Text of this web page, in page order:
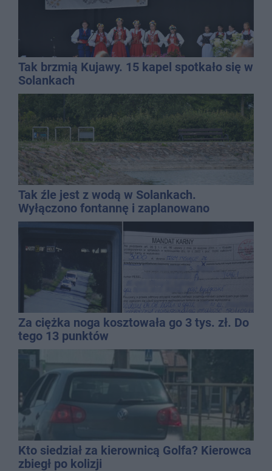
Tak brzmią Kujawy. 15 kapel spotkało się w
Solankach
Tak źle jest z wodą w Solankach.
Wyłączono fontannę i zaplanowano
dolewkę
Za ciężka noga kosztowała go 3 tys. zł. Do
tego 13 punktów
Kto siedział za kierownicą Golfa? Kierowca
zbiegł po kolizji